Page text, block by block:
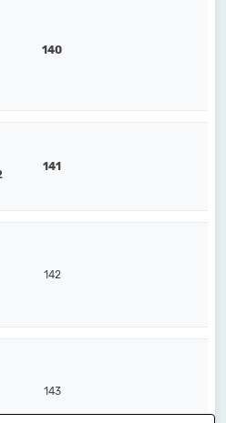
140
141
142
143